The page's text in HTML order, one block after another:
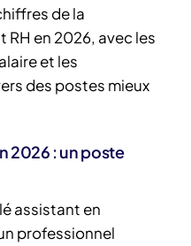
de la
RH en 2026, avec les
et les
des postes mieux
2026 : un poste
assistant en
professionnel